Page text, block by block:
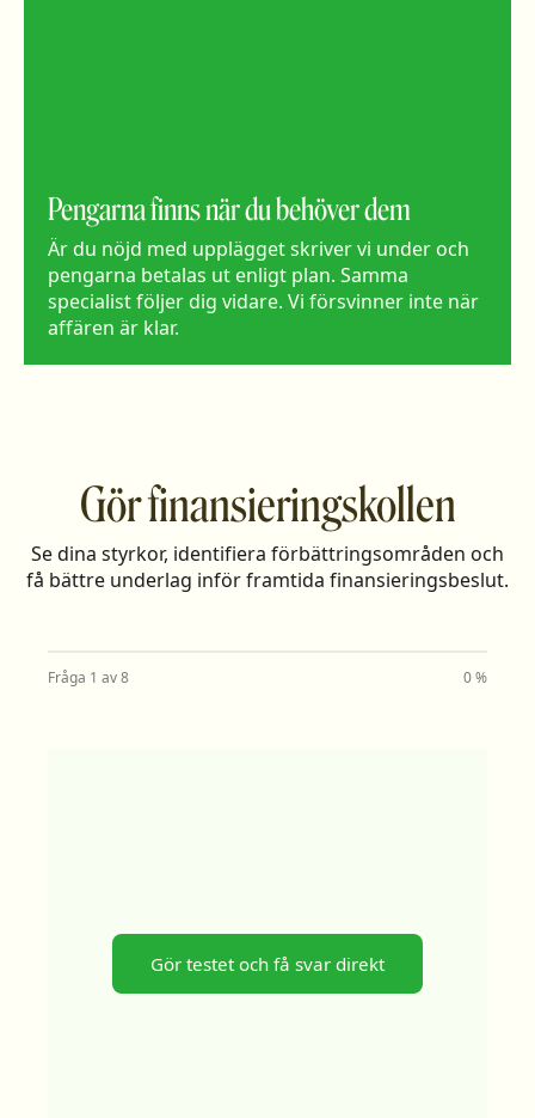
Pengarna finns när du behöver dem
Är du nöjd med upplägget skriver vi under och
pengarna betalas ut enligt plan. Samma
specialist följer dig vidare. Vi försvinner inte när
affären är klar.
Gör finansieringskollen
Se dina styrkor, identifiera förbättringsområden och
få bättre underlag inför framtida finansieringsbeslut.
Fråga 1 av 8 0 %
Gör testet och få svar direkt